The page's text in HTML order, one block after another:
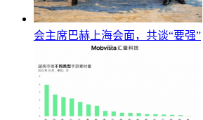
会主席巴赫上海会面，共谈“要强”